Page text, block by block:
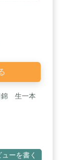
錦 生一本
ューを書く